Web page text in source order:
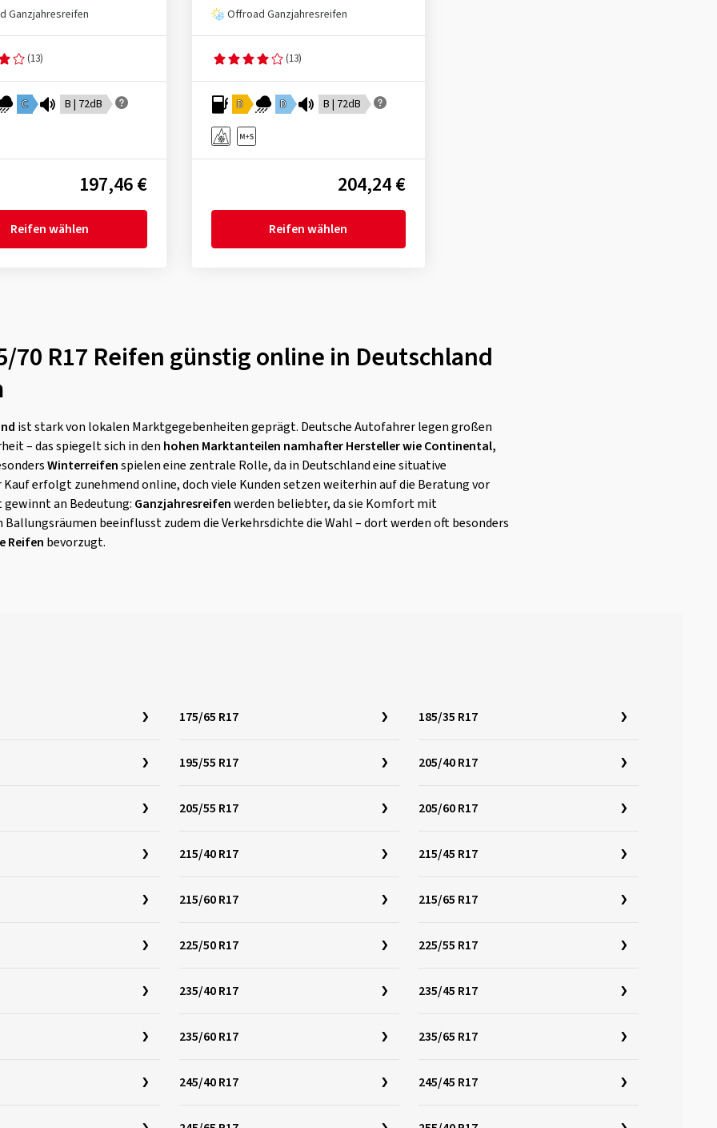
Ganzjahresreifen
(13)
C B | 72dB
197,46 €
Reifen wählen
Offroad Ganzjahresreifen
(13)
D D B | 72dB
204,24 €
Reifen wählen
70 R17 Reifen günstig online in Deutschland
ist stark von lokalen Marktgegebenheiten geprägt. Deutsche Autofahrer legen großen
– das spiegelt sich in den hohen Marktanteilen namhafter Hersteller wie Continental,
Winterreifenspielen eine zentrale Rolle, da in Deutschland eine situative
erfolgt zunehmend online, doch viele Kunden setzen weiterhin auf die Beratung vor
an Bedeutung: Ganzjahresreifenwerden beliebter, da sie Komfort mit
beeinflusst zudem die Verkehrsdichte die Wahl – dort werden oft besonders
Reifen bevorzugt.
175/65 R17 185/35 R17
195/55 R17 205/40 R17
205/55 R17 205/60 R17
215/40 R17 215/45 R17
215/60 R17 215/65 R17
225/50 R17 225/55 R17
235/40 R17 235/45 R17
235/60 R17 235/65 R17
245/40 R17 245/45 R17